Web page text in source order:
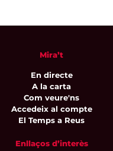
Mira’t
En directe
A la carta
Com veure'ns
Accedeix al compte
El Temps a Reus
Enllaços d’interès